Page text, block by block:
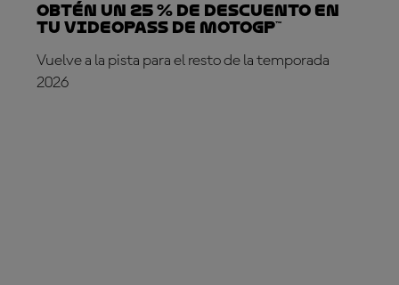
Obtén un 25 % de descuento en
tu VideoPass de MotoGP™
Vuelve a la pista para el resto de la temporada
2026